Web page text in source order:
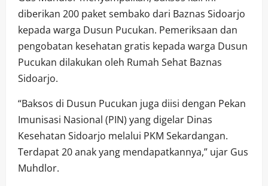
diberikan 200 paket sembako dari Baznas Sidoarjo
kepada warga Dusun Pucukan. Pemeriksaan dan
pengobatan kesehatan gratis kepada warga Dusun
Pucukan dilakukan oleh Rumah Sehat Baznas
Sidoarjo.
“Baksos di Dusun Pucukan juga diisi dengan Pekan
Imunisasi Nasional (PIN) yang digelar Dinas
Kesehatan Sidoarjo melalui PKM Sekardangan.
Terdapat 20 anak yang mendapatkannya,” ujar Gus
Muhdlor.